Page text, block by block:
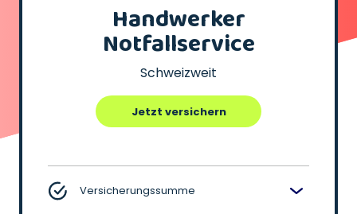
Handwerker
Notfallservice
Schweizweit
Jetzt versichern
Versicherungssumme